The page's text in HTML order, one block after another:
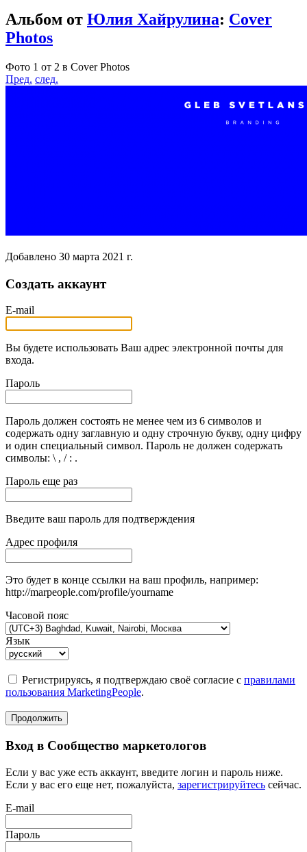
Альбом от Юлия Хайрулина: Cover
Photos
Фото 1 от 2 в Cover Photos
Пред. след.
Добавлено 30 марта 2021 г.
Создать аккаунт
E-mail
Вы будете использовать Ваш адрес электронной почты для
входа.
Пароль
Пароль должен состоять не менее чем из 6 символов и
содержать одну заглавную и одну строчную букву, одну цифру
и один специальный символ. Пароль не должен содержать
символы: \ , / : .
Пароль еще раз
Введите ваш пароль для подтверждения
Адрес профиля
Это будет в конце ссылки на ваш профиль, например:
http://marpeople.com/profile/yourname
Часовой пояс
Язык
Регистрируясь, я подтверждаю своё согласие с правилами
пользования MarketingPeople.
Продолжить
Вход в Сообщество маркетологов
Если у вас уже есть аккаунт, введите логин и пароль ниже.
Если у вас его еще нет, пожалуйста, зарегистрируйтесь сейчас.
E-mail
Пароль